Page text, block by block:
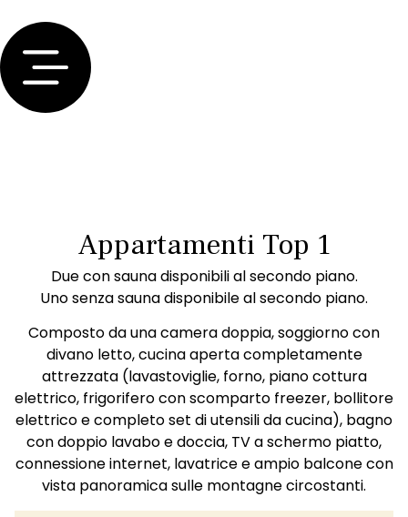
Appartamenti Top 1
Due con sauna disponibili al secondo piano.
Uno senza sauna disponibile al secondo piano.
Composto da una camera doppia, soggiorno con
divano letto, cucina aperta completamente
attrezzata (lavastoviglie, forno, piano cottura
elettrico, frigorifero con scomparto freezer, bollitore
elettrico e completo set di utensili da cucina), bagno
con doppio lavabo e doccia, TV a schermo piatto,
connessione internet, lavatrice e ampio balcone con
vista panoramica sulle montagne circostanti.